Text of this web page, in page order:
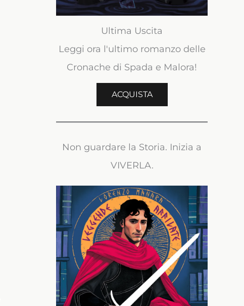
Ultima Uscita
Leggi ora l'ultimo romanzo delle
Cronache di Spada e Malora!
ACQUISTA
Non guardare la Storia. Inizia a
VIVERLA.